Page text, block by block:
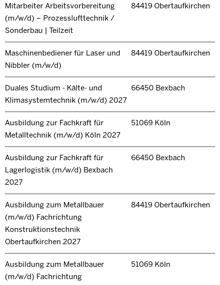
Mitarbeiter Arbeitsvorbereitung
(m/w/d) – Prozesslufttechnik /
Sonderbau | Teilzeit
84419 Obertaufkirchen
Maschinenbediener für Laser und
Nibbler (m/w/d)
84419 Obertaufkirchen
Duales Studium - Kälte- und
Klimasystemtechnik (m/w/d) 2027
66450 Bexbach
Ausbildung zur Fachkraft für
Metalltechnik (m/w/d) Köln 2027
51069 Köln
Ausbildung zur Fachkraft für
Lagerlogistik (m/w/d) Bexbach
2027
66450 Bexbach
Ausbildung zum Metallbauer
(m/w/d) Fachrichtung
Konstruktionstechnik
Obertaufkirchen 2027
84419 Obertaufkirchen
Ausbildung zum Metallbauer
(m/w/d) Fachrichtung
51069 Köln